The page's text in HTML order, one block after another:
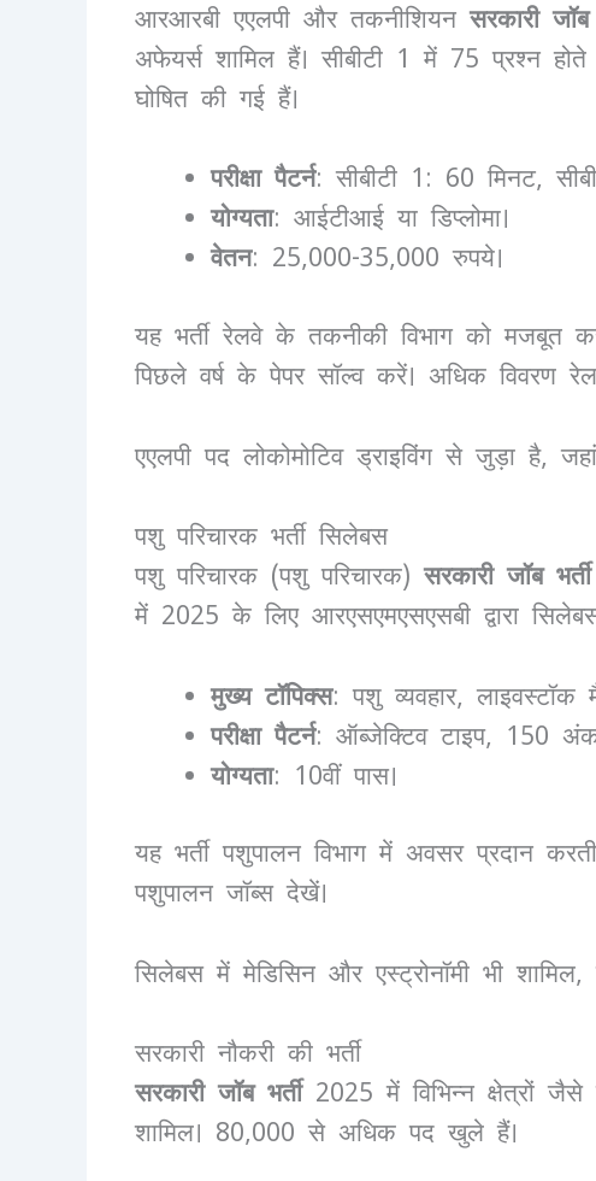
आरआरबी एएलपी और तकनीशियनसरकारी जॉब
अफेयर्स शामिल हैं। सीबीटी 1 में 75 प्रश्न
घोषित की गई हैं।
परीक्षा पैटर्न: सीबीटी 1: 60 मिनट,
योग्यता: आईटीआई या डिप्लोमा।
वेतन: 25,000-35,000 रुपये।
यह भर्ती रेलवे के तकनीकी विभाग को मजबूत
पिछले वर्ष के पेपर सॉल्व करें। अधिक विवरण
एएलपी पद लोकोमोटिव ड्राइविंग से जुड़ा है,
पशु परिचारक भर्ती सिलेबस
पशु परिचारक (पशु परिचारक)सरकारी जॉब भर्ती
में 2025 के लिए आरएसएमएसएसबी द्वारा
मुख्य टॉपिक्स: पशु व्यवहार, लाइवस्टॉक
परीक्षा पैटर्न: ऑब्जेक्टिव टाइप, 150
योग्यता: 10वीं पास।
यह भर्ती पशुपालन विभाग में अवसर
पशुपालन जॉब्स देखें।
सिलेबस में मेडिसिन और एस्ट्रोनॉमी भी शामिल,
सरकारी नौकरी की भर्ती
सरकारी जॉब भर्ती2025 में विभिन्न क्षेत्रों
शामिल। 80,000 से अधिक पद खुले हैं।